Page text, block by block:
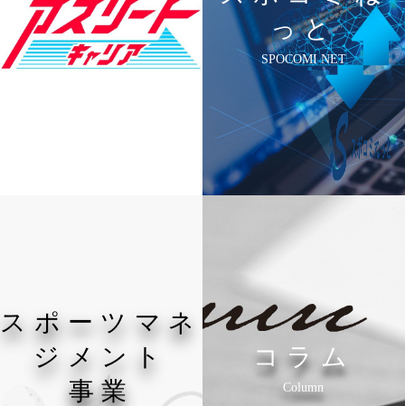
っと
SPOCOMI NET
スポーツマネ
ジメント
事業
コラム
Column